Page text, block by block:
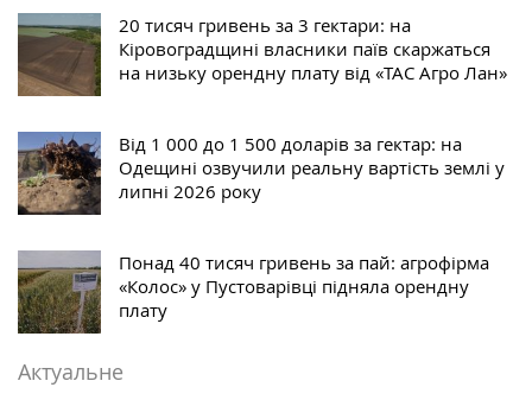
20 тисяч гривень за 3 гектари: на
Кіровоградщині власники паїв скаржаться
на низьку орендну плату від «ТАС Агро Лан»
Від 1 000 до 1 500 доларів за гектар: на
Одещині озвучили реальну вартість землі у
липні 2026 року
Понад 40 тисяч гривень за пай: агрофірма
«Колос» у Пустоварівці підняла орендну
плату
Актуальне